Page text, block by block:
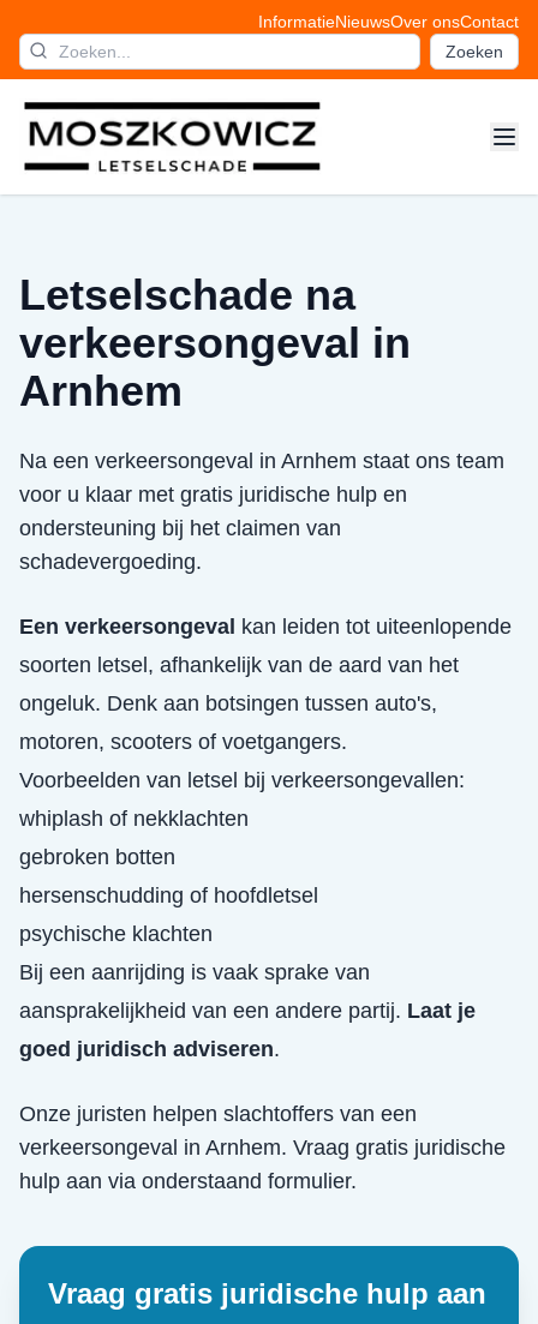
InformatieNieuwsOver onsContact
Zoeken
Letselschade na
verkeersongeval in
Arnhem
Na een verkeersongeval in Arnhem staat ons team
voor u klaar met gratis juridische hulp en
ondersteuning bij het claimen van
schadevergoeding.
Een verkeersongeval kan leiden tot uiteenlopende
soorten letsel, afhankelijk van de aard van het
ongeluk. Denk aan botsingen tussen auto's,
motoren, scooters of voetgangers.
Voorbeelden van letsel bij verkeersongevallen:
whiplash of nekklachten
gebroken botten
hersenschudding of hoofdletsel
psychische klachten
Bij een aanrijding is vaak sprake van
aansprakelijkheid van een andere partij. Laat je
goed juridisch adviseren.
Onze juristen helpen slachtoffers van een
verkeersongeval in Arnhem. Vraag gratis juridische
hulp aan via onderstaand formulier.
Vraag gratis juridische hulp aan